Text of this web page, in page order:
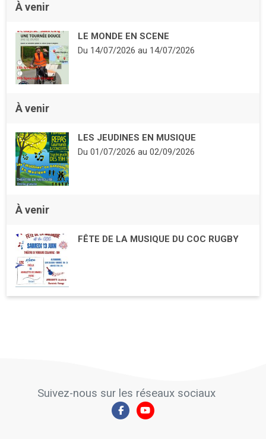
À venir
LE MONDE EN SCENE
Du 14/07/2026au 14/07/2026
À venir
LES JEUDINES EN MUSIQUE
Du 01/07/2026au 02/09/2026
À venir
FÊTE DE LA MUSIQUE DU COC RUGBY
Suivez-nous sur les réseaux sociaux